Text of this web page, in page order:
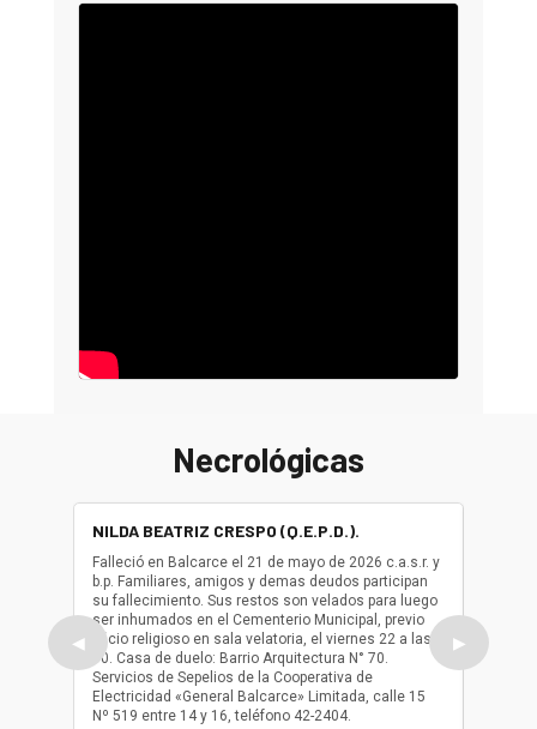
Necrológicas
◀
NILDA BEATRIZ CRESPO (Q.E.P.D.).
Falleció en Balcarce el 21 de mayo de 2026 c.a.s.r. y
b.p. Familiares, amigos y demas deudos participan
su fallecimiento. Sus restos son velados para luego
ser inhumados en el Cementerio Municipal, previo
oficio religioso en sala velatoria, el viernes 22 a las
10. Casa de duelo: Barrio Arquitectura N° 70.
Servicios de Sepelios de la Cooperativa de
Electricidad «General Balcarce» Limitada, calle 15
Nº 519 entre 14 y 16, teléfono 42-2404.
ser
oficio
▶